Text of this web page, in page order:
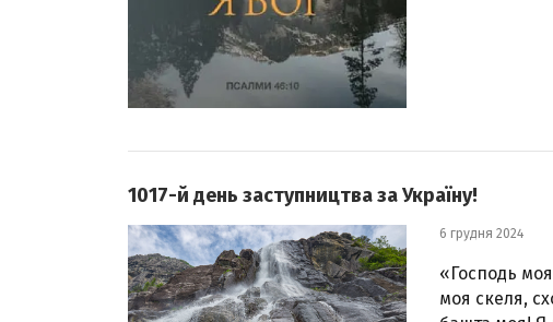
1017-й день заступництва за Україну!
6 грудня 2024
«Господь
моя скеля,